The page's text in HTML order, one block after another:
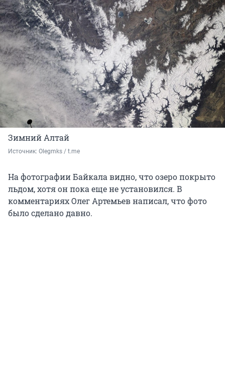
Зимний Алтай
Источник: Olegmks / t.me
На фотографии Байкала видно, что озеро покрыто
льдом, хотя он пока еще не установился. В
комментариях Олег Артемьев написал, что фото
было сделано давно.